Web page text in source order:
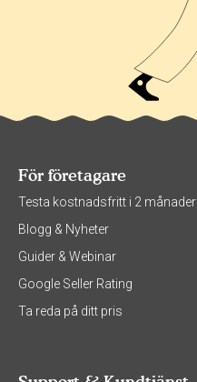
För företagare
Testa kostnadsfritt i 2 månader
Blogg & Nyheter
Guider & Webinar
Google Seller Rating
Ta reda på ditt pris